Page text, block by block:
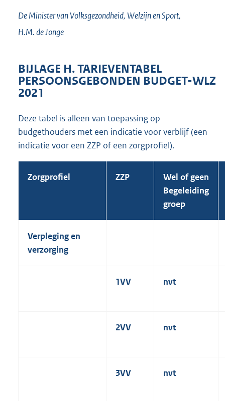
De Minister van Volksgezondheid, Welzijn en Sport,
H.M. deJonge
BIJLAGE H. TARIEVENTABEL
PERSOONSGEBONDEN BUDGET-WLZ
2021
Deze tabel is alleen van toepassing op
budgethouders met een indicatie voor verblijf (een
indicatie voor een ZZP of een zorgprofiel).
Zorgprofiel ZZP
Wel of geen
Begeleiding
groep
Verpleging en
verzorging
1VV nvt
2VV nvt
3VV nvt